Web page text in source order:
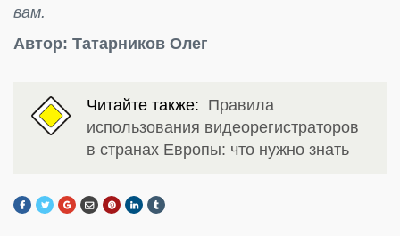
вам.
Автор: Татарников Олег
Читайте также: Правила
использования видеорегистраторов
в странах Европы: что нужно знать